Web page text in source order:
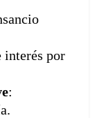
interés por
: